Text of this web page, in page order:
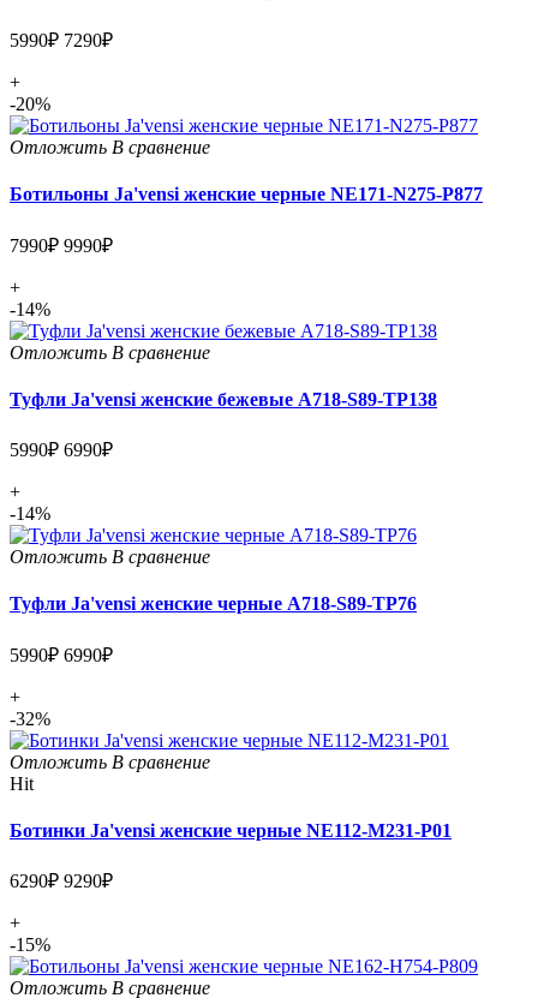
5990₽ 7290₽
+
-20%
Отложить В сравнение
Ботильоны Ja'vensi женские черные NE171-N275-P877
7990₽ 9990₽
+
-14%
Отложить В сравнение
Туфли Ja'vensi женские бежевые A718-S89-TP138
5990₽ 6990₽
+
-14%
Отложить В сравнение
Туфли Ja'vensi женские черные A718-S89-TP76
5990₽ 6990₽
+
-32%
Отложить В сравнение
Hit
Ботинки Ja'vensi женские черные NE112-M231-P01
6290₽ 9290₽
+
-15%
Отложить В сравнение